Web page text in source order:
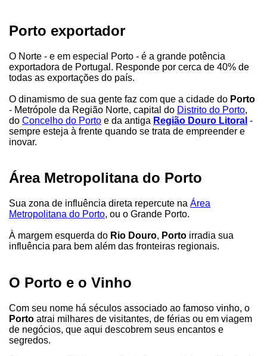
Porto exportador
O Norte - e em especial Porto - é a grande potência
exportadora de Portugal. Responde por cerca de 40% de
todas as exportações do país.
O dinamismo de sua gente faz com que a cidade do Porto
- Metrópole da Região Norte, capital do Distrito do Porto,
do Concelho do Porto e da antiga Região Douro Litoral -
sempre esteja à frente quando se trata de empreender e
inovar.
Área Metropolitana do Porto
Sua zona de influência direta repercute na Área
Metropolitana do Porto, ou o Grande Porto.
À margem esquerda do Rio Douro, Porto irradia sua
influência para bem além das fronteiras regionais.
O Porto e o Vinho
Com seu nome há séculos associado ao famoso vinho, o
Porto atrai milhares de visitantes, de férias ou em viagem
de negócios, que aqui descobrem seus encantos e
segredos.